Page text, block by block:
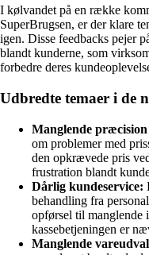
I kølvandet på en række
SuperBrugsen, er der klare
igen. Disse feedbacks pejer
blandt kunderne, som
forbedre deres
Udbredte temaer i de
Manglende
om problemer med
den opkrævede pris
frustration blandt
Dårlig kundeservice:
behandling fra
opførsel til manglende
kassebetjeningen er
Manglende